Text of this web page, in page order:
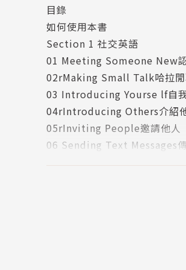
●I’d love to eat something
我想吃點不一樣的。
●Wow! This place is fancy!
哇！這個地方真是高級。
●How many likes did it
有多少人按讚？
●I have to let you go. I’ll
我得掛電話了，我再打給你。
目錄
如何使用本書
Section 1 社交英語
01 Meeting Someone New
02rMaking Small Talk哈拉
03 Introducing Yourse lf自
04rIntroducing Others介紹
05rInviting People邀請他人
06 Sending Text Messages